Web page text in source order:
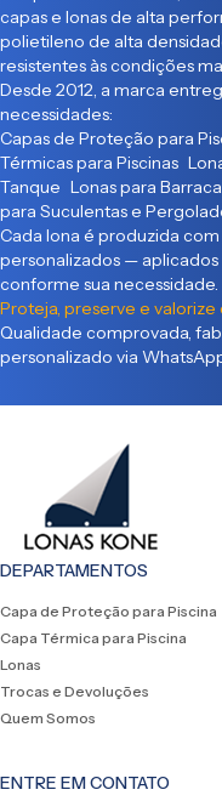
capas e lonas de alta
polietileno de alta
resistentes às condições
Desde 2012, a marca
necessidades:
Capas de Proteção para
Térmicas para Piscinas
Tanque Lonas para
para Suculentas e
Cada lona é produzida
personalizados — aplicados
conforme sua necessidade.
Proteja, preserve e valorize
Qualidade comprovada,
personalizado via
DEPARTAMENTOS
Capa de Proteção para Piscina
Capa Térmica para Piscina
Lonas
Trocas e Devoluções
Quem Somos
ENTRE EM CONTATO